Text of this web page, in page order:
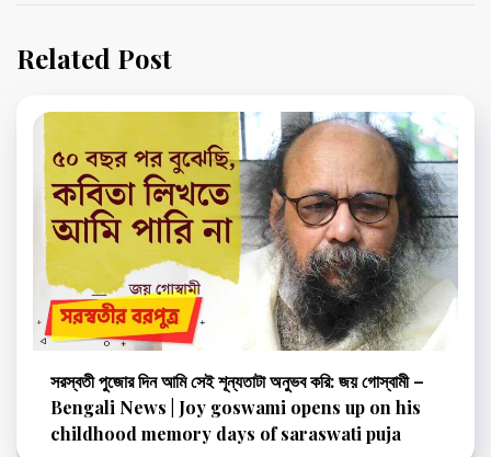
Related Post
সরস্বতী পুজোর দিন আমি সেই শূন্যতাটা অনুভব করি: জয় গোস্বামী –
Bengali News | Joy goswami opens up on his
childhood memory days of saraswati puja